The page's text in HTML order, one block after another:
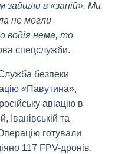
зайшли в «запій». Ми
не могли
водія нема, то
спецслужби.
безпеки
«Павутина»,
авіацію в
Іванівській та
готували
117 FPV-дронів.